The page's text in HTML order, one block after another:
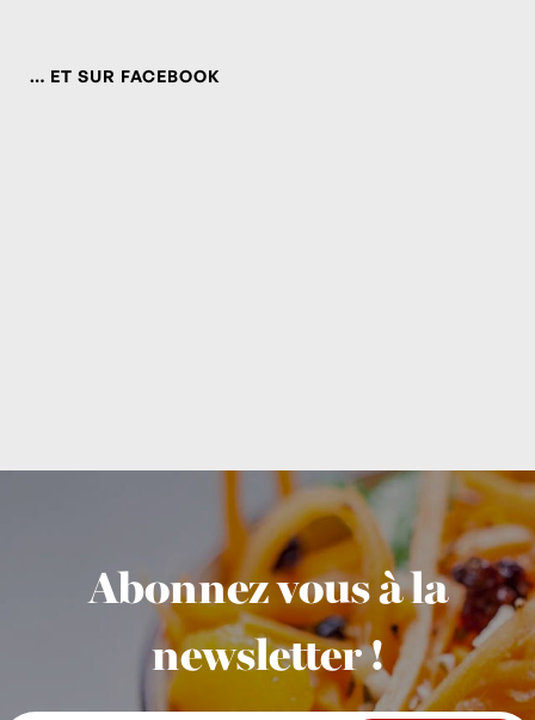
… ET SUR FACEBOOK
Abonnez vous à la
newsletter !